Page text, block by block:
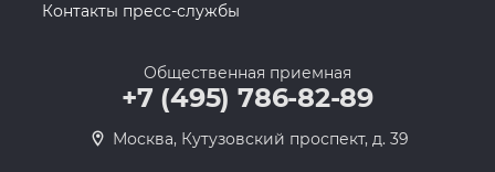
Контакты пресс-службы
Общественная приемная
+7 (495) 786-82-89
Москва, Кутузовский проспект, д. 39